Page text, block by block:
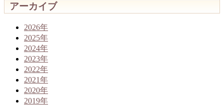
アーカイブ
2026年
2025年
2024年
2023年
2022年
2021年
2020年
2019年